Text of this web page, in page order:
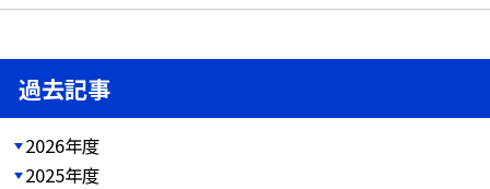
過去記事
2026年度
2025年度